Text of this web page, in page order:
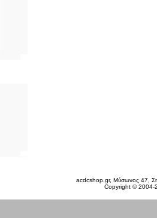
acdcshop.gr, Μύσωνος 47,
Copyright ©